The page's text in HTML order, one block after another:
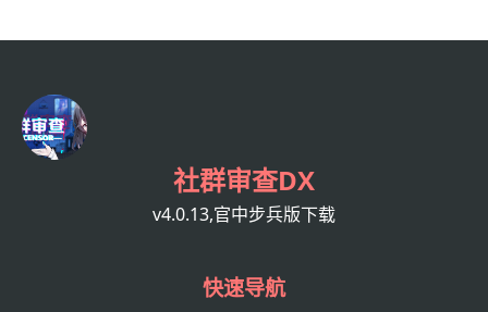
社群审查DX
v4.0.13,官中步兵版下载
快速导航